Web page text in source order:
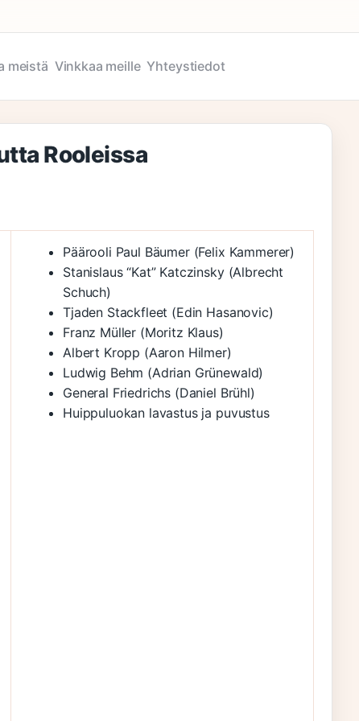
meistä Vinkkaa meille Yhteystiedot
Rooleissa
Päärooli Paul Bäumer (Felix Kammerer)
Stanislaus “Kat” Katczinsky (Albrecht
Schuch)
Tjaden Stackfleet (Edin Hasanovic)
Franz Müller (Moritz Klaus)
Albert Kropp (Aaron Hilmer)
Ludwig Behm (Adrian Grünewald)
General Friedrichs (Daniel Brühl)
Huippuluokan lavastus ja puvustus